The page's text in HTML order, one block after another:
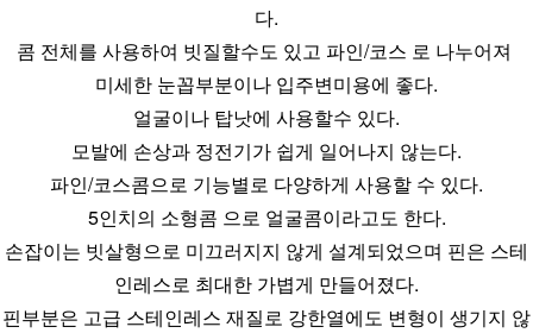
다.
콤 전체를 사용하여 빗질할수도 있고 파인/코스 로 나누어져
미세한 눈꼽부분이나 입주변미용에 좋다.
얼굴이나 탑낫에 사용할수 있다.
모발에 손상과 정전기가 쉽게 일어나지 않는다.
파인/코스콤으로 기능별로 다양하게 사용할 수 있다.
5인치의 소형콤 으로 얼굴콤이라고도 한다.
손잡이는 빗살형으로 미끄러지지 않게 설계되었으며 핀은 스테
인레스로 최대한 가볍게 만들어졌다.
핀부분은 고급 스테인레스 재질로 강한열에도 변형이 생기지 않